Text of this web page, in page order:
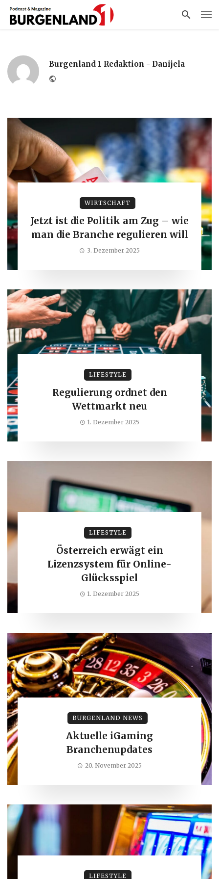
Burgenland 1 Redaktion - Danijela
WIRTSCHAFT
Jetzt ist die Politik am Zug – wie
man die Branche regulieren will
3. Dezember 2025
LIFESTYLE
Regulierung ordnet den
Wettmarkt neu
1. Dezember 2025
LIFESTYLE
Österreich erwägt ein
Lizenzsystem für Online-
Glücksspiel
1. Dezember 2025
BURGENLAND NEWS
Aktuelle iGaming
Branchenupdates
20. November 2025
LIFESTYLE